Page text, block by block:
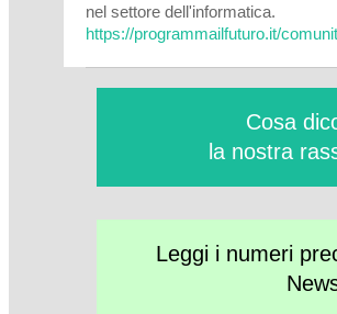
nel settore dell'informatica.
https://programmailfuturo.it/
Cosa
la nostra
Leggi i numeri